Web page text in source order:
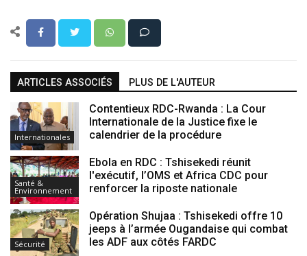
ARTICLES ASSOCIÉS PLUS DE L'AUTEUR
Internationales
Contentieux RDC-Rwanda : La Cour
Internationale de la Justice fixe le
calendrier de la procédure
Santé &
Environnement
Ebola en RDC : Tshisekedi réunit
l'exécutif, l’OMS et Africa CDC pour
renforcer la riposte nationale
Sécurité
Opération Shujaa : Tshisekedi offre 10
jeeps à l’armée Ougandaise qui combat
les ADF aux côtés FARDC